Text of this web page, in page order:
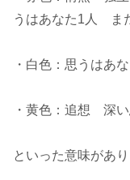
うはあなた1人 ま
・白色：思うはあ
・黄色：追想 深
といった意味があり